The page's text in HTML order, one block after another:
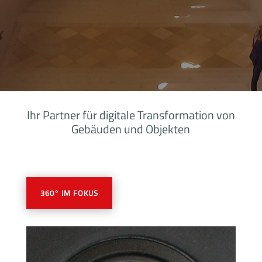
Ihr Partner für digitale Transformation von
Gebäuden und Objekten
360° IM FOKUS